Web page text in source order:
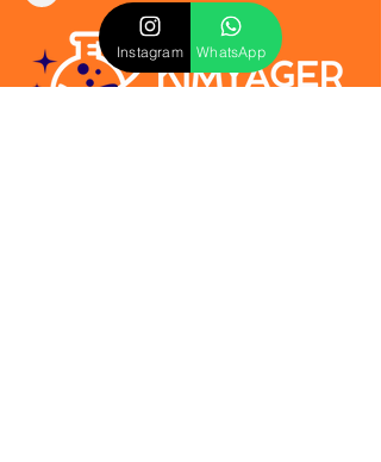
Instagram WhatsApp